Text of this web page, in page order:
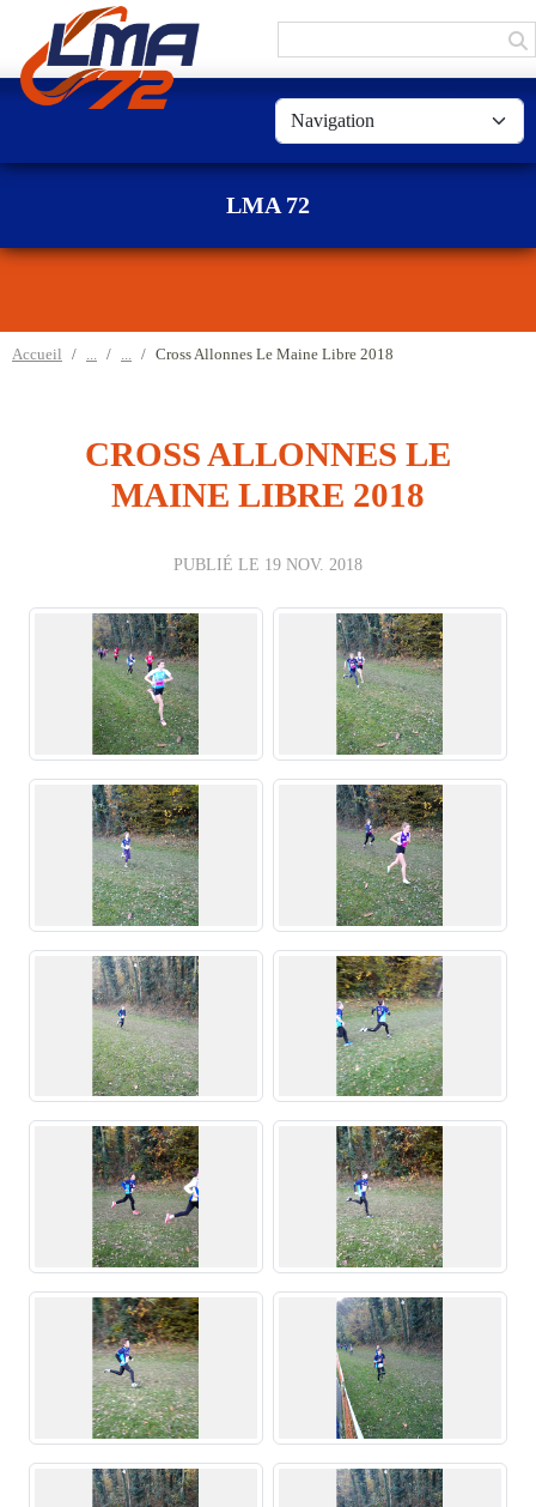
LMA 72
Accueil Cross Allonnes Le Maine Libre 2018
CROSS ALLONNES LE
MAINE LIBRE 2018
PUBLIÉ LE 19 NOV. 2018
Panneau de gestion des cookies